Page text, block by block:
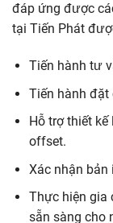
đáp ứng được
tại Tiến Phát
Tiến hành tư
Tiến hành đặt
Hỗ trợ thiết
offset.
Xác nhận bản
Thực hiện gia
sẵn sàng cho